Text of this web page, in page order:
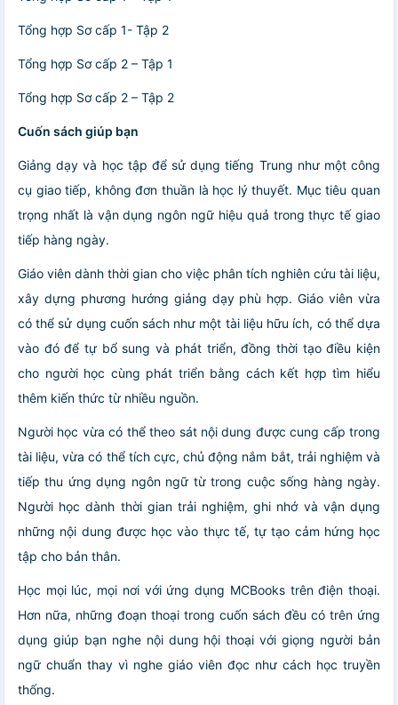
Tổng hợp Sơ cấp 1- Tập 2
Tổng hợp Sơ cấp 2 – Tập 1
Tổng hợp Sơ cấp 2 – Tập 2
Cuốn sách giúp bạn
Giảng dạy và học tập để sử dụng tiếng Trung như một công
cụ giao tiếp, không đơn thuần là học lý thuyết. Mục tiêu quan
trọng nhất là vận dụng ngôn ngữ hiệu quả trong thực tế giao
tiếp hàng ngày.
Giáo viên dành thời gian cho việc phân tích nghiên cứu tài liệu,
xây dựng phương hướng giảng dạy phù hợp. Giáo viên vừa
có thể sử dụng cuốn sách như một tài liệu hữu ích, có thể dựa
vào đó để tự bổ sung và phát triển, đồng thời tạo điều kiện
cho người học cùng phát triển bằng cách kết hợp tìm hiểu
thêm kiến thức từ nhiều nguồn.
Người học vừa có thể theo sát nội dung được cung cấp trong
tài liệu, vừa có thể tích cực, chủ động nắm bắt, trải nghiệm và
tiếp thu ứng dụng ngôn ngữ từ trong cuộc sống hàng ngày.
Người học dành thời gian trải nghiệm, ghi nhớ và vận dụng
những nội dung được học vào thực tế, tự tạo cảm hứng học
tập cho bản thân.
Học mọi lúc, mọi nơi với ứng dụng MCBooks trên điện thoại.
Hơn nữa, những đoạn thoại trong cuốn sách đều có trên ứng
dụng giúp bạn nghe nội dung hội thoại với giọng người bản
ngữ chuẩn thay vì nghe giáo viên đọc như cách học truyền
thống.